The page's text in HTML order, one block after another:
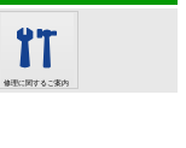
修理に関するご案内